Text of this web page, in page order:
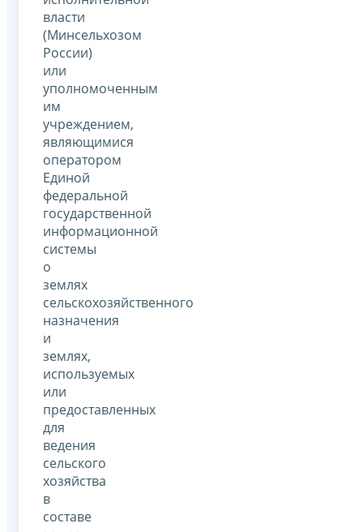
власти
(Минсельхозом
России)
или
уполномоченным
им
учреждением,
являющимися
оператором
Единой
федеральной
государственной
информационной
системы
о
землях
сельскохозяйственного
назначения
и
землях,
используемых
или
предоставленных
для
ведения
сельского
хозяйства
в
составе